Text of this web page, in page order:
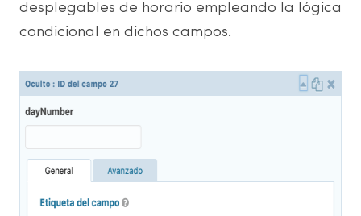
desplegables de horario empleando la lógica
condicional en dichos campos.